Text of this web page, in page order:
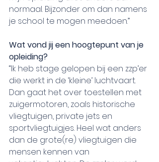
normaal. Bijzonder om dan namens
je school te mogen meedoen.”
Wat vond jij een hoogtepunt van je
opleiding?
“Ik heb stage gelopen bij een zzp’er
die werkt in de ‘kleine’ luchtvaart.
Dan gaat het over toestellen met
zuigermotoren, zoals historische
vliegtuigen, private jets en
sportvliegtuigjes. Heel wat anders
dan de grote(re) vliegtuigen die
mensen kennen van